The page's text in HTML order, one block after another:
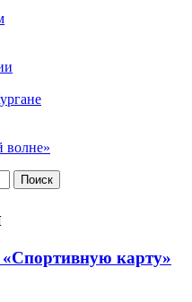
волне»
«Спортивную карту»